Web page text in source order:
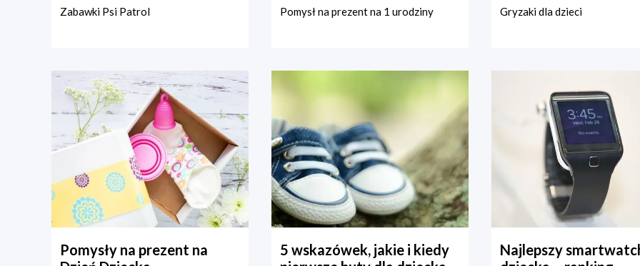
Zabawki Psi Patrol Pomysł na prezent na 1 urodziny Gryzaki dla dzieci
Pomysły na prezent na
5 wskazówek, jakie i kiedy
Najlepszy